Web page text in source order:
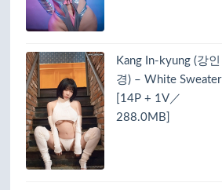
Kang In-kyung (강인
경) – White Sweater
[14P + 1V／
288.0MB]